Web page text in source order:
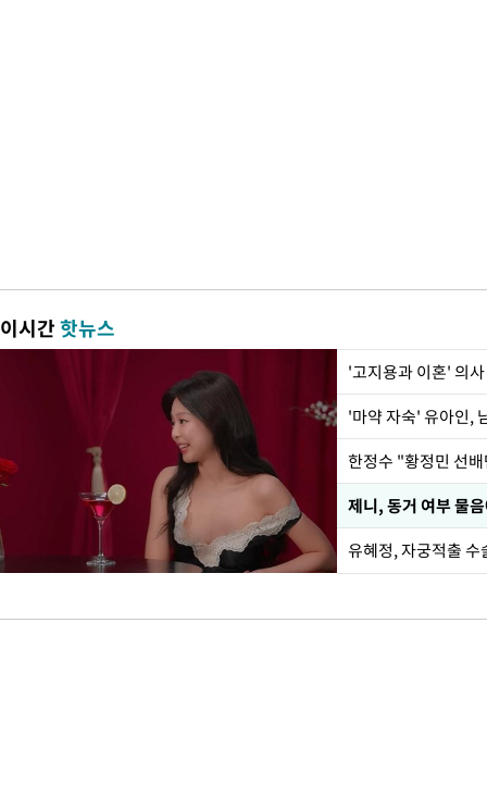
이시간핫뉴스
'고지용과 이혼' 의
'마약 자숙' 유아인,
제니, 동거 여부 물
유혜정, 자궁적출